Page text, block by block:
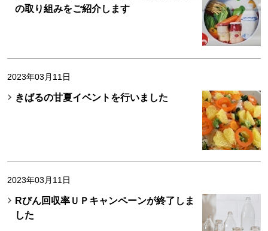
の取り組みをご紹介します
2023年03月11日
きばるの甘夏イベントを行いました
2023年03月11日
Rびん回収率ＵＰキャンペーンが終了しま
した